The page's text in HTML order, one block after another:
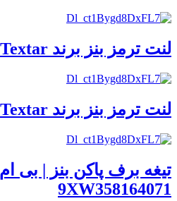
لنت ترمز بنز برند Textar کد 2521905
لنت ترمز بنز برند Textar کد 2486901
9XW358164071